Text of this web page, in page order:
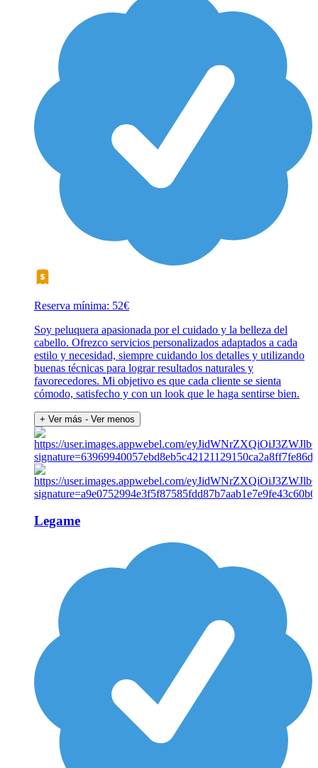
Reserva mínima: 52€
Soy peluquera apasionada por el cuidado y la belleza del
cabello. Ofrezco servicios personalizados adaptados a cada
estilo y necesidad, siempre cuidando los detalles y utilizando
buenas técnicas para lograr resultados naturales y
favorecedores. Mi objetivo es que cada cliente se sienta
cómodo, satisfecho y con un look que le haga sentirse bien.
+ Ver más - Ver menos
Legame